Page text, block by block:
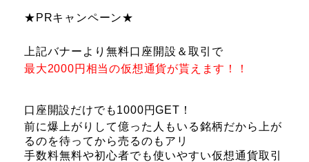
★PRキャンペーン★
上記バナーより無料口座開設＆取引で
最大2000円相当の仮想通貨が貰えます！！
口座開設だけでも1000円GET！
前に爆上がりして億った人もいる銘柄だから上が
るのを待ってから売るのもアリ
手数料無料や初心者でも使いやすい仮想通貨取引